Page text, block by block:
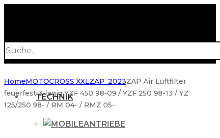
search
TECHNIK
ANTRIEBE
HomeMOTOCROSS XXLZAP_2023ZAP Air Luftfilter
feuerfest 3-lagig YZF 450 98-09 / YZF 250 98-13 / YZ
125/250 98- / RM 04- / RMZ 05-